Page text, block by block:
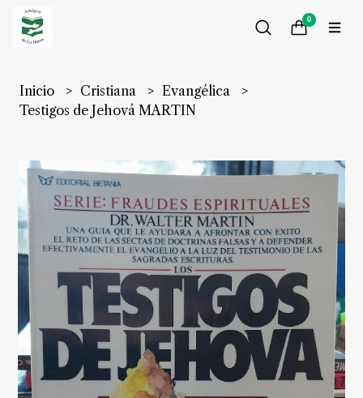
0
Inicio Cristiana
Evangélica
Testigos de Jehová MARTIN